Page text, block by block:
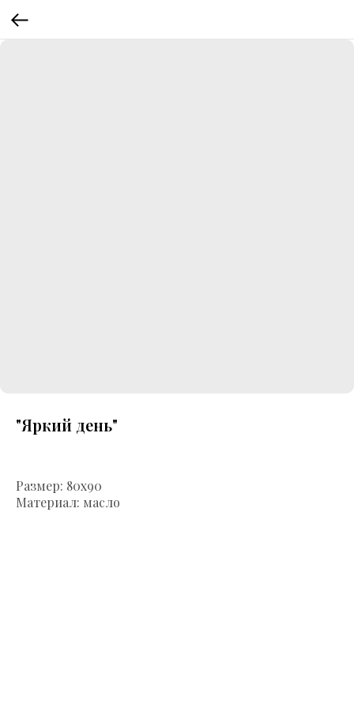
"Яркий день"
Размер: 80х90
Материал: масло